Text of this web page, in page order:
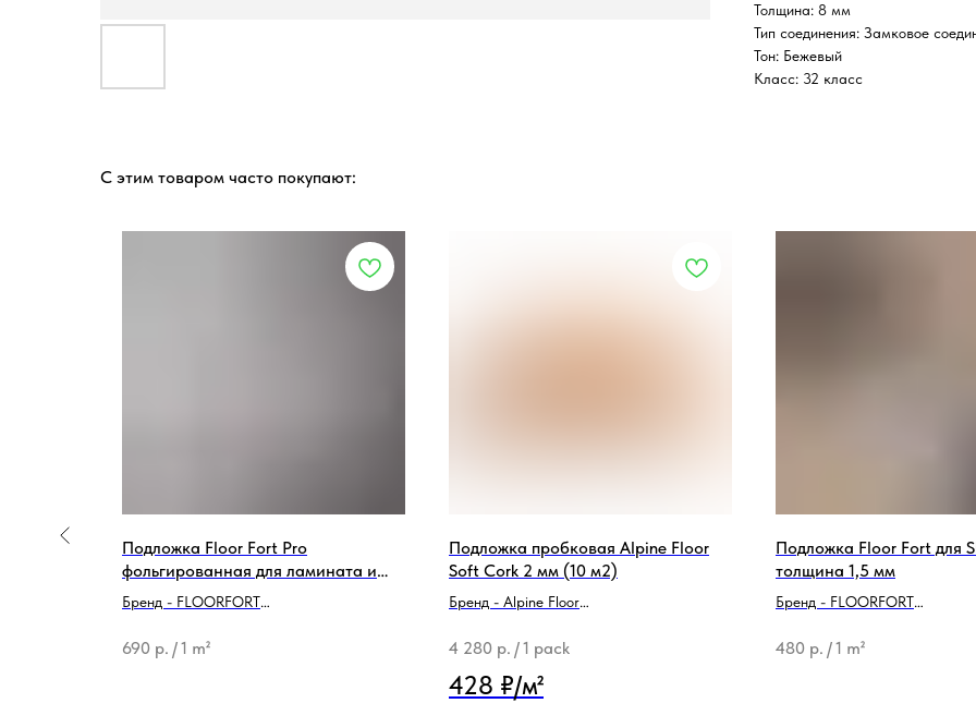
Толщина: 8 мм
Тип соединения: Замковое
Тон: Бежевый
Класс: 32 класс
С этим товаром часто покупают:
и
Подложка Floor Fort Pro
фольгированная для ламината и
MSPC толщина 2 мм
Бренд - FLOORFORT
690 р. /1 m²
Подложка пробковая Alpine Floor
Soft Cork 2 мм (10 м2)
Бренд - Alpine Floor
4 280 р. /1 pack
428 ₽/м²
Подложка Floor Fort для
толщина 1,5 мм
Бренд - FLOORFORT
480 р. /1 m²